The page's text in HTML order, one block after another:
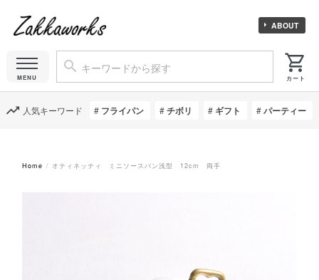
ABOUT
人気キーワード フライパン チボリ ギフト パーティー
Home オティネッティ ミニソースパン浅型 12cm 両手